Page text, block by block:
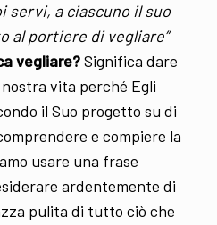
servi, a ciascuno il suo
al portiere di vegliare”
vegliare?Significa dare
vita perché Egli
il Suo progetto su di
e compiere la
usare una frase
ardentemente di
pulita di tutto ciò che